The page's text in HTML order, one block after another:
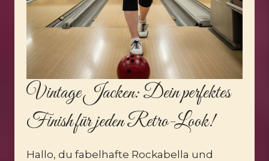
Vintage Jacken: Dein perfektes
Finish für jeden Retro-Look!
Hallo, du fabelhafte Rockabella und